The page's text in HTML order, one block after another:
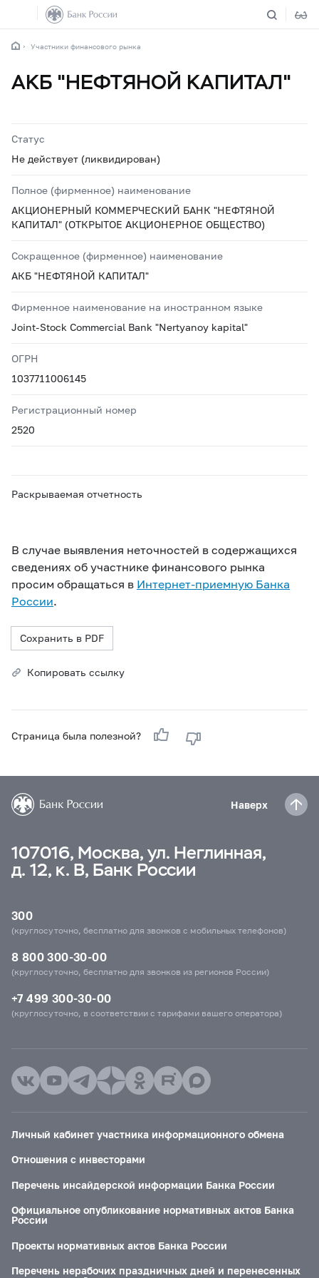
Участники финансового рынка
АКБ "НЕФТЯНОЙ КАПИТАЛ"
Статус
Не действует (ликвидирован)
Полное (фирменное) наименование
АКЦИОНЕРНЫЙ КОММЕРЧЕСКИЙ БАНК "НЕФТЯНОЙ
КАПИТАЛ" (ОТКРЫТОЕ АКЦИОНЕРНОЕ ОБЩЕСТВО)
Сокращенное (фирменное) наименование
АКБ "НЕФТЯНОЙ КАПИТАЛ"
Фирменное наименование на иностранном языке
Joint-Stock Commercial Bank "Nertyanoy kapital"
ОГРН
1037711006145
Регистрационный номер
2520
Раскрываемая отчетность
В случае выявления неточностей в содержащихся
сведениях об участнике финансового рынка
просим обращаться в Интернет-приемную Банка
России.
Сохранить в PDF
Копировать ссылку
Страница была полезной?
Наверх
107016, Москва, ул. Неглинная,
д. 12, к. В, Банк России
300
(круглосуточно, бесплатно для звонков с мобильных телефонов)
8 800 300-30-00
(круглосуточно, бесплатно для звонков из регионов России)
+7 499 300-30-00
(круглосуточно, в соответствии с тарифами вашего оператора)
Личный кабинет участника информационного обмена
Отношения с инвесторами
Перечень инсайдерской информации Банка России
Официальное опубликование нормативных актов Банка
России
Проекты нормативных актов Банка России
Перечень нерабочих праздничных дней и перенесенных